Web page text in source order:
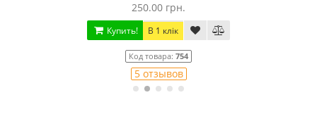
250.00 грн.
Купить! В 1 клік
Код товара:754
5 отзывов